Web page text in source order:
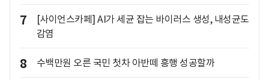
7
[사이언스카페] AI가 세균 잡는 바이러스 생성, 내성균도
감염
8 수백만원 오른 국민 첫차 아반떼 흥행 성공할까